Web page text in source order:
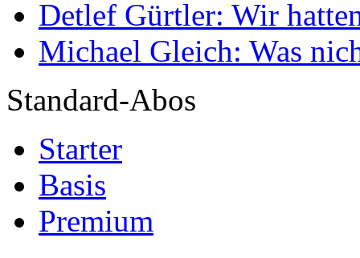
Detlef Gürtler: Wir
Michael Gleich: Was
Standard-Abos
Starter
Basis
Premium